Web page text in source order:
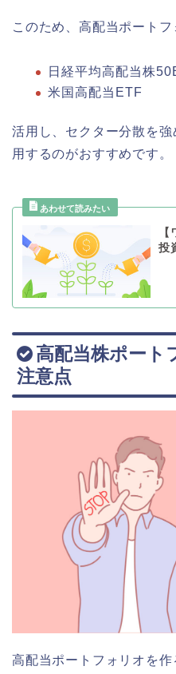
このため、高配当ポートフ
日経平均高配当株
米国高配当ETF
活用し、セクター分散を
用するのがおすすめです。
投
高配当株ポート
注意点
高配当ポートフォリオを